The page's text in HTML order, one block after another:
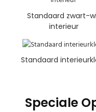
Standaard zwart-
interieur
Standaard
Speciale